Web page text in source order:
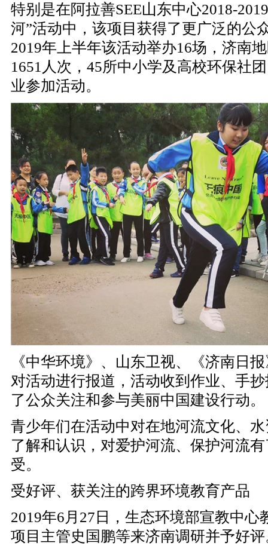
特别是在阿拉善SEE山东中心2018-
河”活动中，该项目获得了更广泛的公
2019年上半年该活动举办16场，济南
1651人次，45所中小学及高校环保社
业参加活动。
《中华环境》、山东卫视、《济南日
对活动进行报道，活动收到作业、手
了公众关注和参与美丽中国建设行动。
青少年们在活动中对在地河流文化、
了解和认识，对爱护河流、保护河流
受。
受好评、获关注的跨界环境教育产品
2019年6月27日，生态环境部宣教中心
项目主管史国鹏等来济南调研并予好